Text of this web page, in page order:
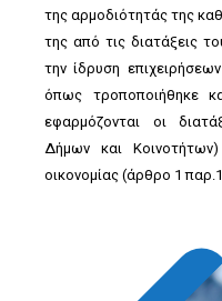
της αρμοδιότητάς της
της από τις διατάξεις
την ίδρυση
όπως τροποποιήθηκε
εφαρμόζονται οι
Δήμων και
οικονομίας (άρθρο 1